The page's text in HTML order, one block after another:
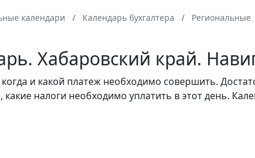
календари Календарь бухгалтера Региональные
Хабаровский край.
когда и какой платеж необходимо совершить.
налоги необходимо уплатить в этот день.